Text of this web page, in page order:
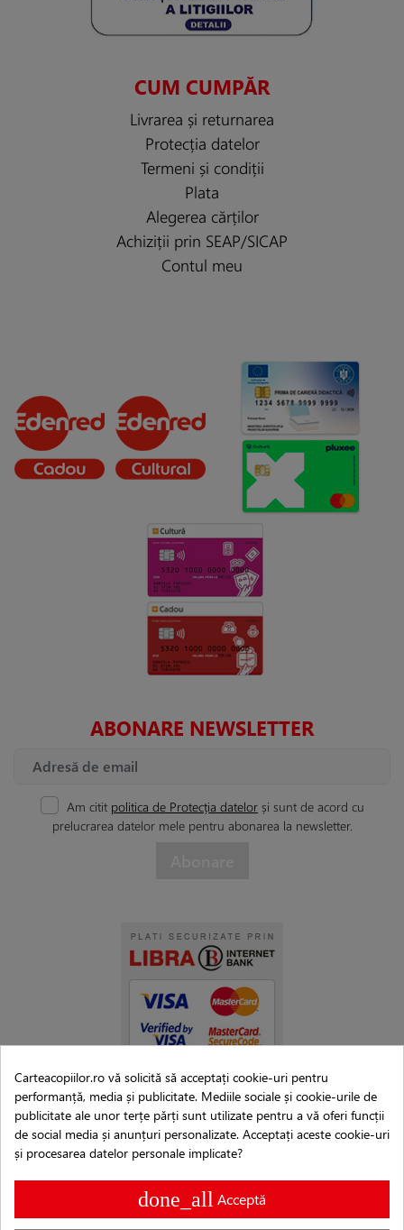
CUM CUMPĂR
Livrarea și returnarea
Protecția datelor
Termeni și condiții
Plata
Alegerea cărților
Achiziții prin SEAP/SICAP
Contul meu
ABONARE NEWSLETTER
Am citit politica de Protecția datelor și sunt de acord cu
prelucrarea datelor mele pentru abonarea la newsletter.
Carteacopiilor.ro vă solicită să acceptați cookie-uri pentru
performanță, media și publicitate. Mediile sociale și cookie-urile de
publicitate ale unor terțe părți sunt utilizate pentru a vă oferi funcții
de social media și anunțuri personalizate. Acceptați aceste cookie-uri
și procesarea datelor personale implicate?
done_all Acceptă